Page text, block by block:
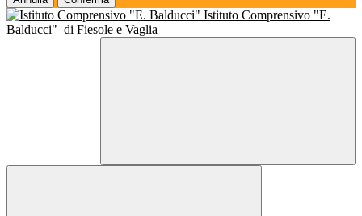
Istituto Comprensivo "E.
Balducci" di Fiesole e Vaglia